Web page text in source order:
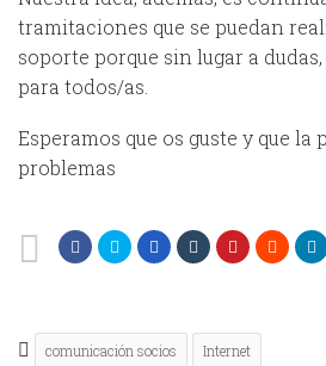
tramitaciones que se puedan
soporte porque sin lugar a
para todos/as.
Esperamos que os guste y que la
problemas
comunicación socios Internet